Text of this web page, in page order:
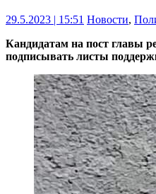
29.5.2023 | 15:51 Новости,
Кандидатам на пост главы
подписывать листы